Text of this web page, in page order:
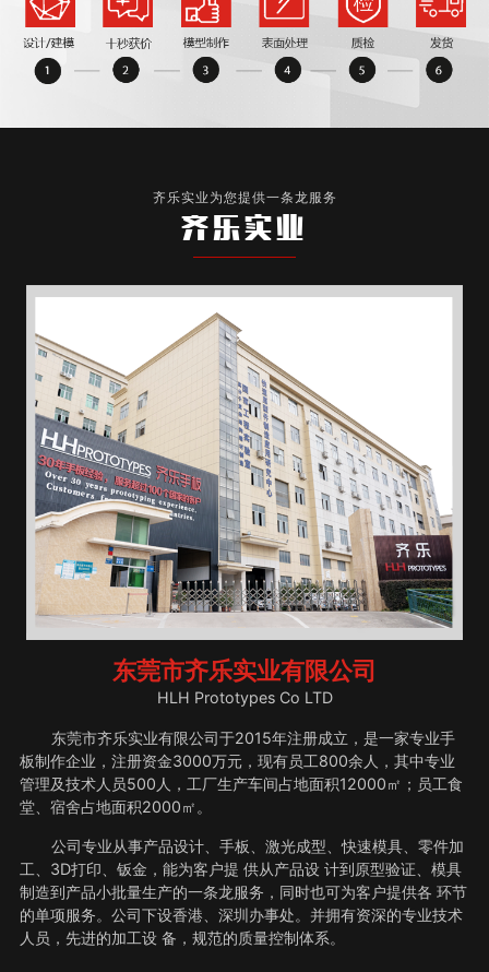
齐乐实业为您提供一条龙服务
齐乐实业
东莞市齐乐实业有限公司
HLH Prototypes Co LTD
东莞市齐乐实业有限公司于2015年注册成立，是一家专业手
板制作企业，注册资金3000万元，现有员工800余人，其中专业
管理及技术人员500人，工厂生产车间占地面积12000㎡；员工食
堂、宿舍占地面积2000㎡。
公司专业从事产品设计、手板、激光成型、快速模具、零件加
工、3D打印、钣金，能为客户提 供从产品设 计到原型验证、模具
制造到产品小批量生产的一条龙服务，同时也可为客户提供各 环节
的单项服务。公司下设香港、深圳办事处。并拥有资深的专业技术
人员，先进的加工设 备，规范的质量控制体系。